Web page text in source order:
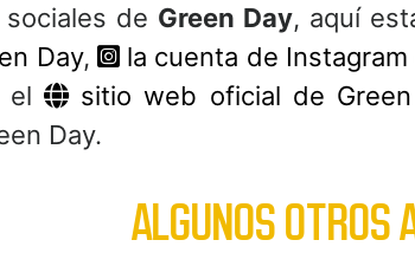
de Green Day, aquí
Day, la cuenta de Instagram
el sitio web oficial de Green
Day.
ALGUNOS OTROS